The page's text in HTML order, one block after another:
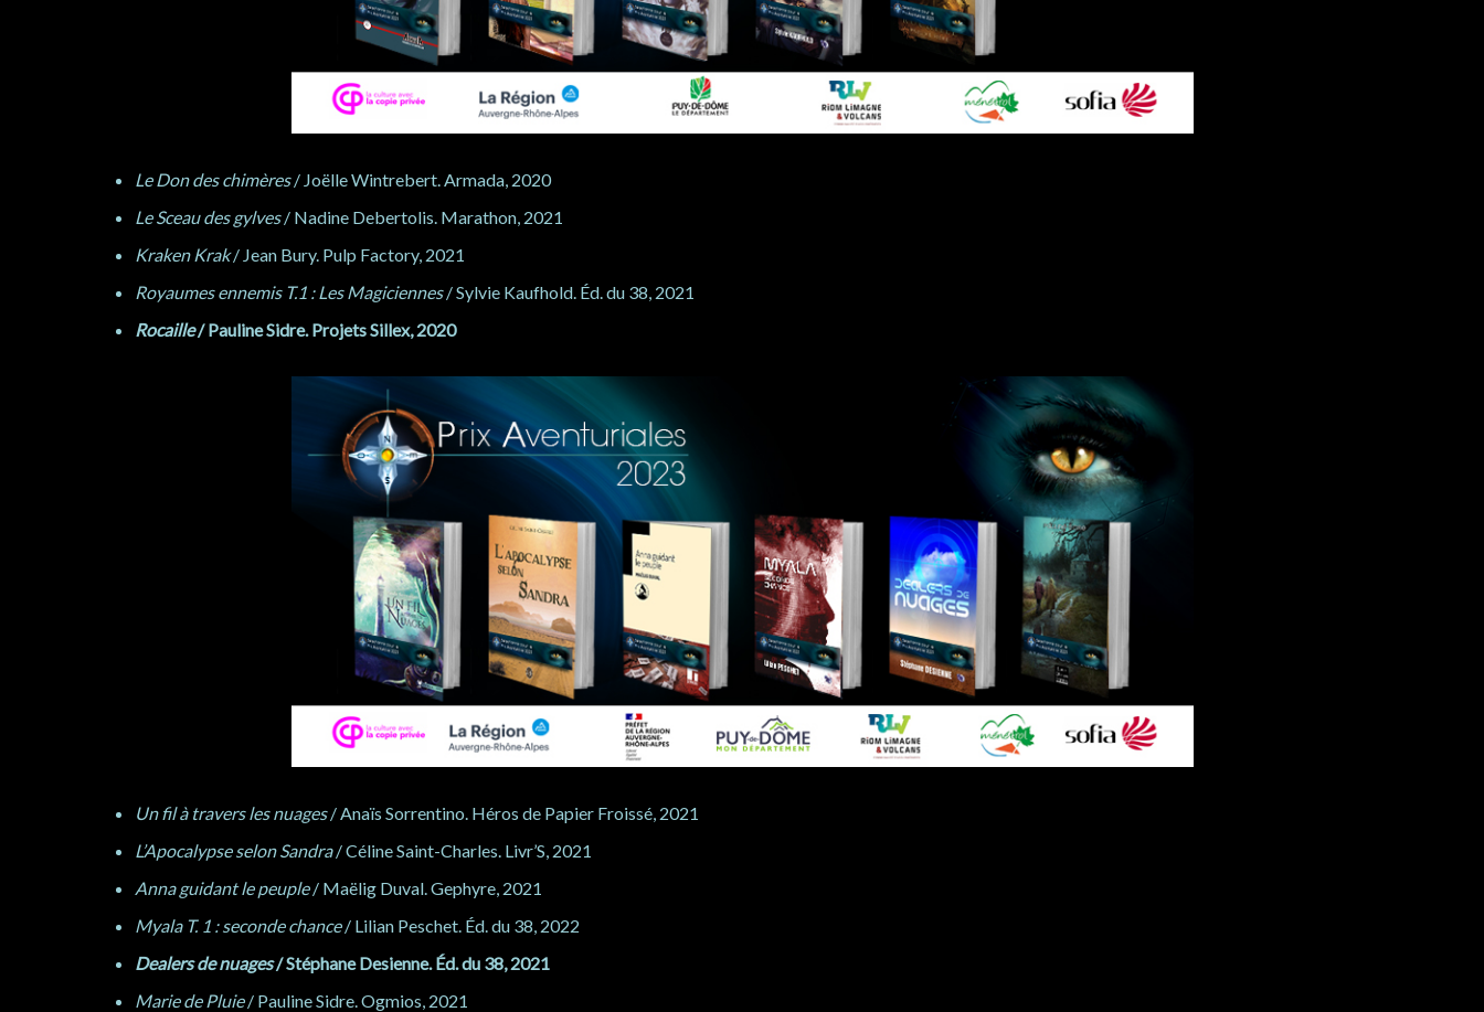
Le Don des chimères/ Joëlle Wintrebert. Armada, 2020
Le Sceau des gylves/ Nadine Debertolis. Marathon, 2021
Kraken Krak/ Jean Bury. Pulp Factory, 2021
Royaumes ennemis T.1 : Les Magiciennes/ Sylvie Kaufhold. Éd. du 38, 2021
Rocaille/ Pauline Sidre. Projets Sillex, 2020
Un fil à travers les nuages/ Anaïs Sorrentino. Héros de Papier Froissé, 2021
L’Apocalypse selon Sandra/ Céline Saint-Charles. Livr’S, 2021
Anna guidant le peuple/ Maëlig Duval. Gephyre, 2021
Myala T. 1 : seconde chance/ Lilian Peschet. Éd. du 38, 2022
Dealers de nuages/ Stéphane Desienne. Éd. du 38, 2021
Marie de Pluie/ Pauline Sidre. Ogmios, 2021